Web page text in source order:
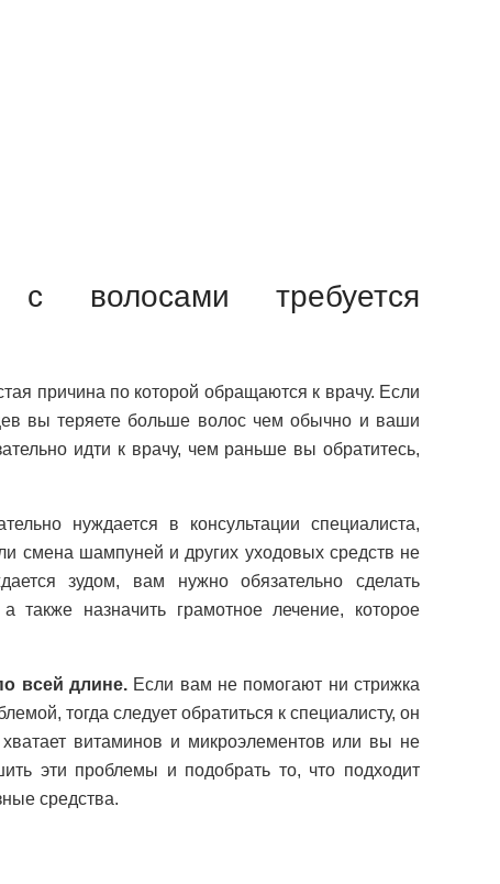
волосами требуется
причина по которой обращаются к врачу. Если
вы теряете больше волос чем обычно и ваши
идти к врачу, чем раньше вы обратитесь,
нуждается в консультации специалиста,
смена шампуней и других уходовых средств не
зудом, вам нужно обязательно сделать
также назначить грамотное лечение, которое
всей длине.Если вам не помогают ни стрижка
тогда следует обратиться к специалисту, он
витаминов и микроэлементов или вы не
эти проблемы и подобрать то, что подходит
средства.